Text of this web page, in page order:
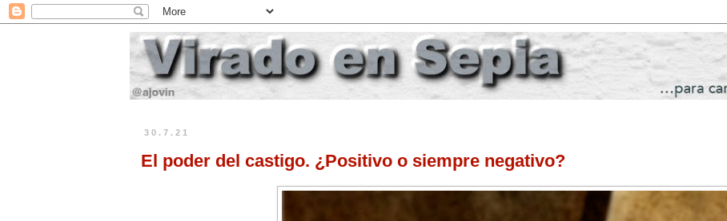
30.7.21
El poder del castigo. ¿Positivo o siempre negativo?